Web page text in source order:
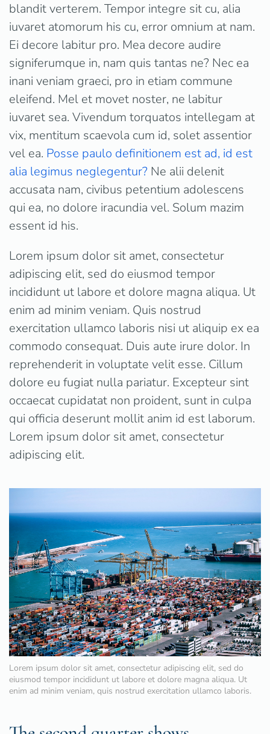
blandit verterem. Tempor integre sit cu, alia
iuvaret atomorum his cu, error omnium at nam.
Ei decore labitur pro. Mea decore audire
signiferumque in, nam quis tantas ne? Nec ea
inani veniam graeci, pro in etiam commune
eleifend. Mel et movet noster, ne labitur
iuvaret sea. Vivendum torquatos intellegam at
vix, mentitum scaevola cum id, solet assentior
vel ea. Posse paulo definitionem est ad, id est
alia legimus neglegentur? Ne alii delenit
accusata nam, civibus petentium adolescens
qui ea, no dolore iracundia vel. Solum mazim
essent id his.
Lorem ipsum dolor sit amet, consectetur
adipiscing elit, sed do eiusmod tempor
incididunt ut labore et dolore magna aliqua. Ut
enim ad minim veniam. Quis nostrud
exercitation ullamco laboris nisi ut aliquip ex ea
commodo consequat. Duis aute irure dolor. In
reprehenderit in voluptate velit esse. Cillum
dolore eu fugiat nulla pariatur. Excepteur sint
occaecat cupidatat non proident, sunt in culpa
qui officia deserunt mollit anim id est laborum.
Lorem ipsum dolor sit amet, consectetur
adipiscing elit.
Lorem ipsum dolor sit amet, consectetur adipiscing elit, sed do
eiusmod tempor incididunt ut labore et dolore magna aliqua. Ut
enim ad minim veniam, quis nostrud exercitation ullamco laboris.